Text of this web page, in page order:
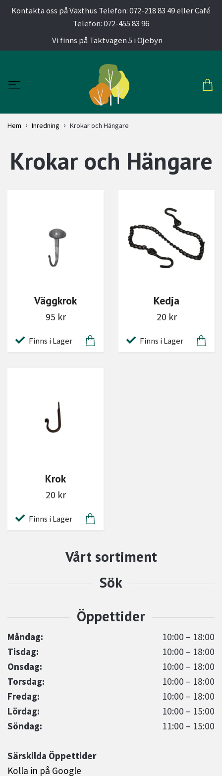
Kontakta oss på Växthus Telefon: 072-218 83 49 eller Café
Telefon: 072-455 83 96
Vi finns på Taktvägen 5 i Öjebyn
Måndag:
10:00 – 18:00
Tisdag:
10:00 – 18:00
Onsdag:
10:00 – 18:00
Torsdag:
10:00 – 18:00
Fredag:
10:00 – 18:00
Lördag:
10:00 – 15:00
Söndag:
11:00 – 15:00
Särskilda Öppettider
Kolla in på Google
Hem Inredning Krokar och Hängare
Krokar och Hängare
Väggkrok
95 kr
Finns i Lager
Kedja
20 kr
Finns i Lager
Krok
20 kr
Finns i Lager